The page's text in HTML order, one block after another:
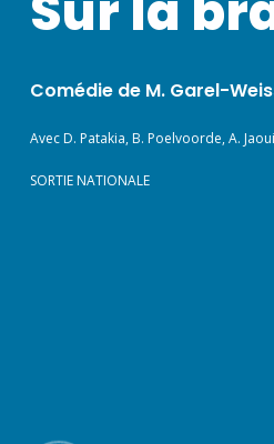
Comédie de M. Garel-
Avec D. Patakia, B. Poelvoorde, A.
SORTIE NATIONALE